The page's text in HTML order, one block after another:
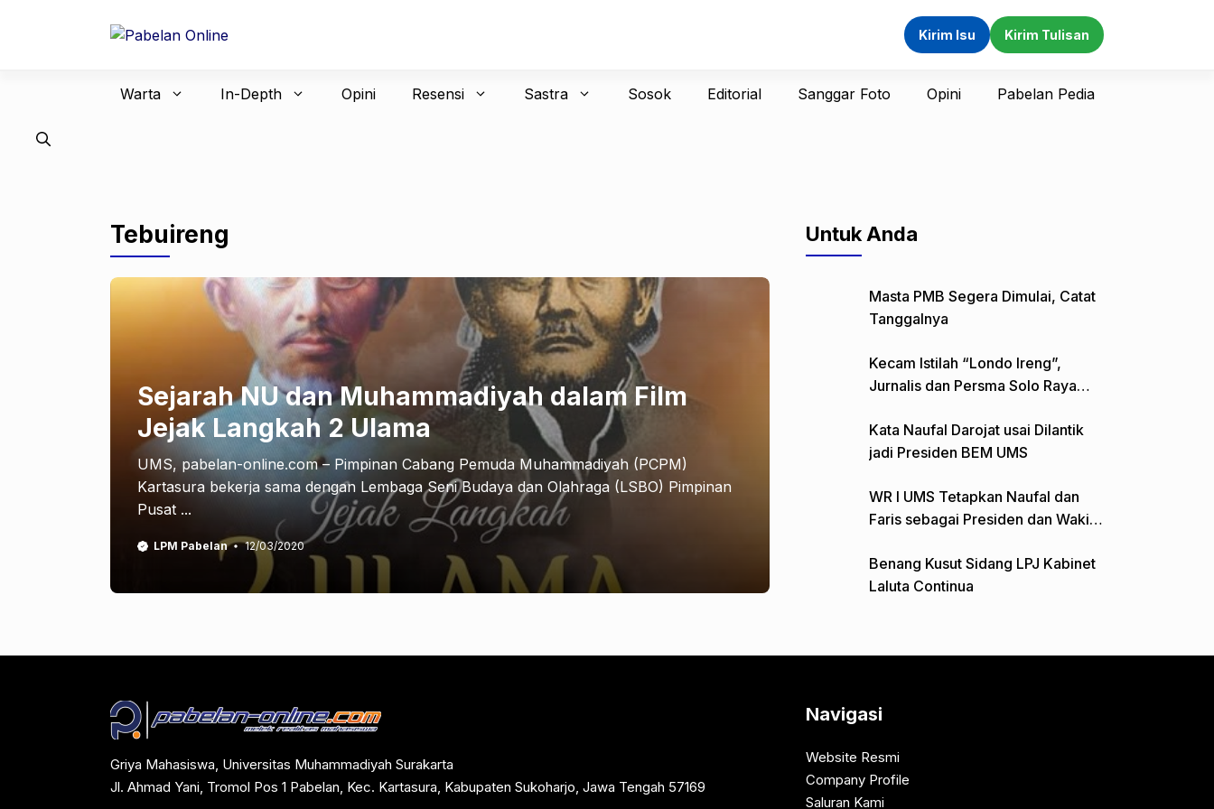
Kirim Isu Kirim Tulisan
Warta In-Depth Opini Resensi Sastra Sosok Editorial Sanggar Foto Opini Pabelan Pedia
Tebuireng
Sejarah NU dan Muhammadiyah dalam Film
Jejak Langkah 2 Ulama
UMS, pabelan-online.com – Pimpinan Cabang Pemuda Muhammadiyah (PCPM)
Kartasura bekerja sama dengan Lembaga Seni Budaya dan Olahraga (LSBO) Pimpinan
Pusat ...
LPM Pabelan 12/03/2020
Untuk Anda
Masta PMB Segera Dimulai, Catat
Tanggalnya
Kecam Istilah “Londo Ireng”,
Jurnalis dan Persma Solo Raya
Kata Naufal Darojat usai Dilantik
jadi Presiden BEM UMS
WR I UMS Tetapkan Naufal dan
Faris sebagai Presiden dan Wakil
Benang Kusut Sidang LPJ Kabinet
Laluta Continua
Griya Mahasiswa, Universitas Muhammadiyah Surakarta
Jl. Ahmad Yani, Tromol Pos 1 Pabelan, Kec. Kartasura, Kabupaten Sukoharjo, Jawa Tengah 57169
Navigasi
Website Resmi
Company Profile
Saluran Kami